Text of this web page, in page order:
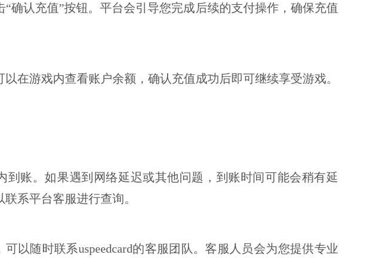
确认充值”按钮。平台会引导您完成后续的支付操作，确保充值
在游戏内查看账户余额，确认充值成功后即可继续享受游戏。
到账。如果遇到网络延迟或其他问题，到账时间可能会稍有延
系平台客服进行查询。
可以随时联系uspeedcard的客服团队。客服人员会为您提供专业